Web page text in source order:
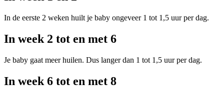
In de eerste 2 weken huilt je baby ongeveer 1 tot 1,5 uur per dag.
In week 2 tot en met 6
Je baby gaat meer huilen. Dus langer dan 1 tot 1,5 uur per dag.
In week 6 tot en met 8